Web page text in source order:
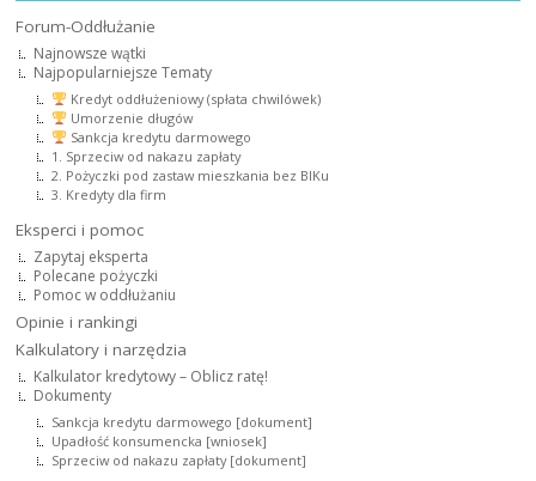
Forum-Oddłużanie
Najnowsze wątki
Najpopularniejsze Tematy
Kredyt oddłużeniowy (spłata chwilówek)
Umorzenie długów
Sankcja kredytu darmowego
1. Sprzeciw od nakazu zapłaty
2. Pożyczki pod zastaw mieszkania bez BIKu
3. Kredyty dla firm
Eksperci i pomoc
Zapytaj eksperta
Polecane pożyczki
Pomoc w oddłużaniu
Opinie i rankingi
Kalkulatory i narzędzia
Kalkulator kredytowy – Oblicz ratę!
Dokumenty
Sankcja kredytu darmowego [dokument]
Upadłość konsumencka [wniosek]
Sprzeciw od nakazu zapłaty [dokument]